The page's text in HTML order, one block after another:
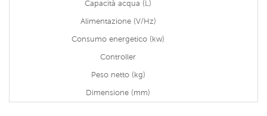
Capacità acqua (L)
Alimentazione (V/Hz)
Consumo energetico (kw)
Controller
Peso netto (kg)
Dimensione (mm)